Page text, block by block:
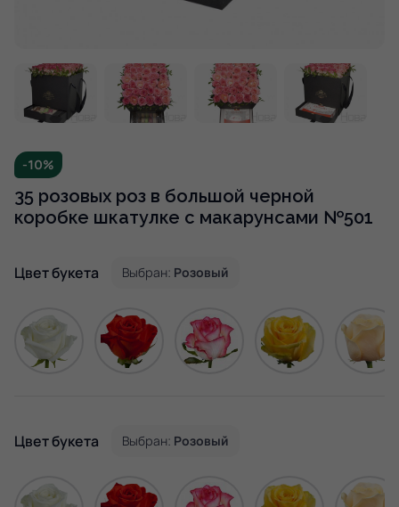
-10%
35 розовых роз в большой черной
коробке шкатулке с макарунсами №501
Цвет букета Выбран: Розовый
Цвет букета Выбран: Розовый